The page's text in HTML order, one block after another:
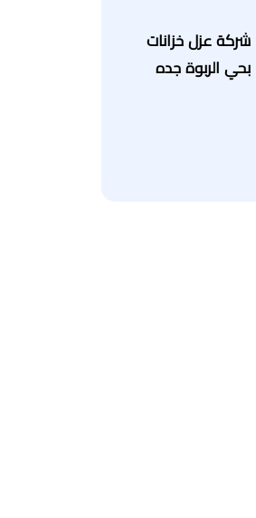
شركة عزل خزانات
بحي الربوة جده